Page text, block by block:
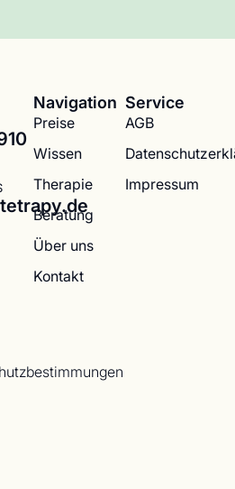
Navigation
Preise
Wissen
Therapie
Beratung
Über uns
Kontakt
Service
AGB
Impressum